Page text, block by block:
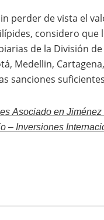
perder de vista el
considero
de la División
Medellin,
sanciones
es Asociado en
– Inversiones